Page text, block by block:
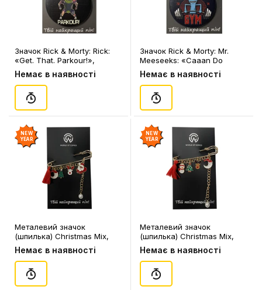
Значок Rick & Morty: Rick:
«Get. That. Parkour!»,
(13429)
Немає в наявності
Значок Rick & Morty: Mr.
Meeseeks: «Caaan Do
Gym», (13440)
Немає в наявності
NEW
YEAR
Металевий значок
(шпилька) Christmas Mix,
(12102)
Немає в наявності
NEW
YEAR
Металевий значок
(шпилька) Christmas Mix,
(12101)
Немає в наявності